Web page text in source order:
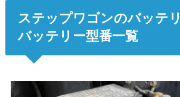
ステップワゴンのバッテ
バッテリー型番一覧